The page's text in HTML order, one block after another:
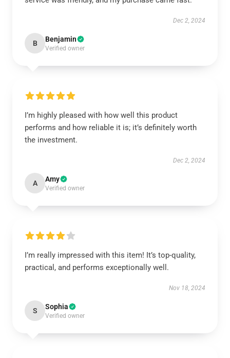
Dec 2, 2024
B Benjamin
Verified owner
I’m highly pleased with how well this product
performs and how reliable it is; it’s definitely worth
the investment.
Dec 2, 2024
A Amy
Verified owner
I’m really impressed with this item! It’s top-quality,
practical, and performs exceptionally well.
Nov 18, 2024
S Sophia
Verified owner